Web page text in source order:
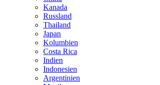
Kanada
Russland
Thailand
Japan
Kolumbien
Costa Rica
Indien
Indonesien
Argentinien